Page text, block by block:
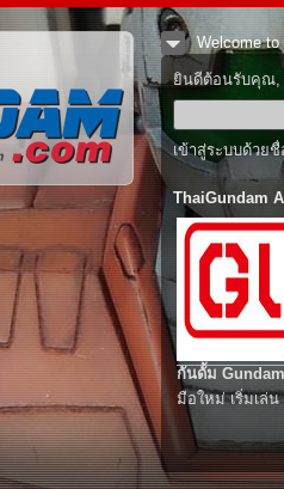
Welcome to
ยินดีต้อนรับคุณ,
เข้าสู่ระบบด้วย
ThaiGundam
กันดั้ม
มือใหม่ เริ่มเล่น